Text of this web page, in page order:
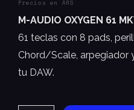
Precios en ARS
M-AUDIO OXYGEN 61
61 teclas con 8 pads,
Chord/Scale,
tu DAW.